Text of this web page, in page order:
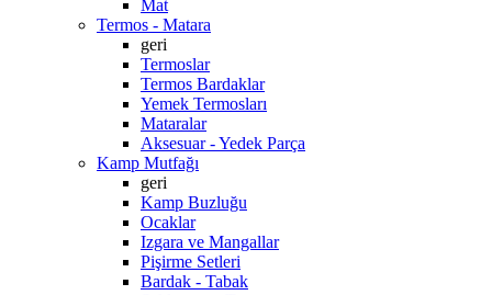
Mat
Termos - Matara
geri
Termoslar
Termos Bardaklar
Yemek Termosları
Mataralar
Aksesuar - Yedek Parça
Kamp Mutfağı
geri
Kamp Buzluğu
Ocaklar
Izgara ve Mangallar
Pişirme Setleri
Bardak - Tabak